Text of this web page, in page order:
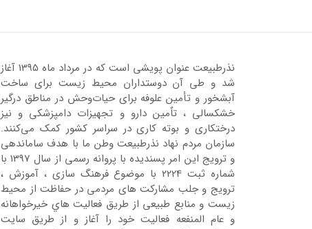
نذرطبیعت عنوان پویشی است که در مرداد ماه 1395 آغاز
شد و طی آن دوستداران محیط زیست برای ساخت
آبشخور و تأمین علوفه برای حیات‌وحش در مناطق درگیر
خشکسالی ، تاٌمین دارو و تجهیزات دامپزشکی و نیز
درختکاری و بوته کاری در سراسر کشور کمک می‌کنند.
سازمان مردم نهاد نذرطبیعت وطن ما با هدف ساماندهی
و ترویج این امر پسندیده با پروانه رسمی از سال 1397 با
شماره ثبت 2224 با موضوع فرهنگ سازی ، آموزش ،
ترویج و جلب مشارکت های مردمی در حفاظت از محیط
زیست و منابع طبیعی از طریق فعالیت هاي خیرخواهانه
و عام المنفعه فعالیت خود را آغاز و از طریق سایت